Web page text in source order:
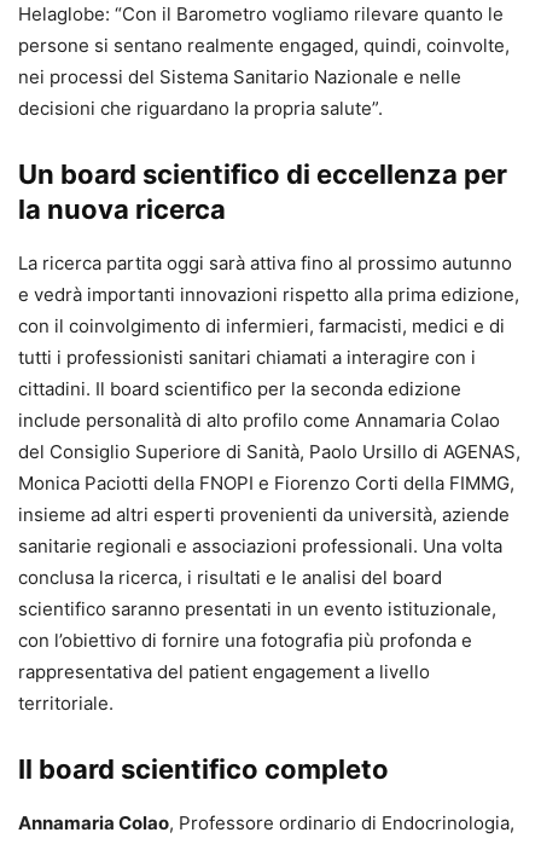
Helaglobe: “Con il Barometro vogliamo rilevare quanto le
persone si sentano realmente engaged, quindi, coinvolte,
nei processi del Sistema Sanitario Nazionale e nelle
decisioni che riguardano la propria salute”.
Un board scientifico di eccellenza per
la nuova ricerca
La ricerca partita oggi sarà attiva fino al prossimo autunno
e vedrà importanti innovazioni rispetto alla prima edizione,
con il coinvolgimento di infermieri, farmacisti, medici e di
tutti i professionisti sanitari chiamati a interagire con i
cittadini. Il board scientifico per la seconda edizione
include personalità di alto profilo come Annamaria Colao
del Consiglio Superiore di Sanità, Paolo Ursillo di AGENAS,
Monica Paciotti della FNOPI e Fiorenzo Corti della FIMMG,
insieme ad altri esperti provenienti da università, aziende
sanitarie regionali e associazioni professionali. Una volta
conclusa la ricerca, i risultati e le analisi del board
scientifico saranno presentati in un evento istituzionale,
con l’obiettivo di fornire una fotografia più profonda e
rappresentativa del patient engagement a livello
territoriale.
Il board scientifico completo
Annamaria Colao, Professore ordinario di Endocrinologia,